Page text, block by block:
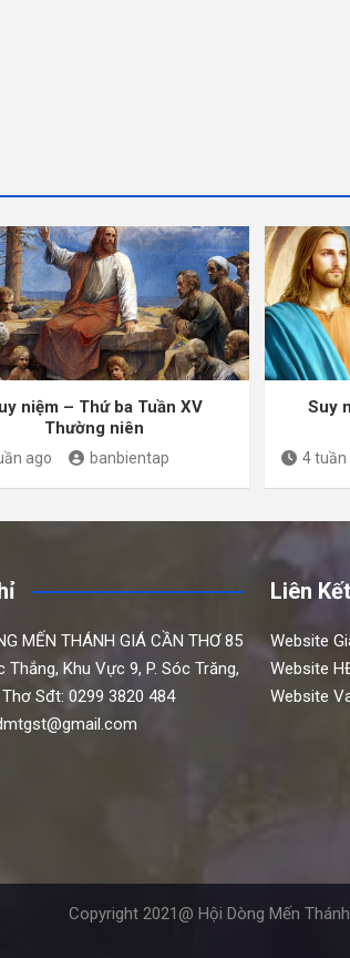
niệm – Thứ ba Tuần XV
Thường niên
ago banbientap
Suy
4 tuần
MẾN THÁNH GIÁ CẦN THƠ 85
Thắng, Khu Vực 9, P. Sóc Trăng,
Thơ Sđt: 0299 3820 484
Liên
Website
Website
Website
Copyright 2021@ Hội Dòng Mến